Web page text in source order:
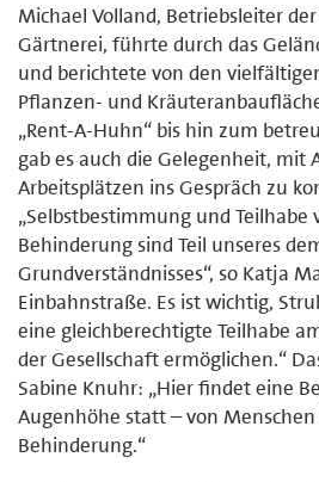
Michael Volland, Betriebsleiter
Gärtnerei, führte durch das
und berichtete von den
Pflanzen- und
„Rent-A-Huhn“ bis hin zum
gab es auch die Gelegenheit, mit
Arbeitsplätzen ins Gespräch zu
„Selbstbestimmung und
Behinderung sind Teil unseres
Grundverständnisses“, so Katja
Einbahnstraße. Es ist wichtig,
eine gleichberechtigte Teilhabe
der Gesellschaft ermöglichen.“
Sabine Knuhr: „Hier findet eine
Augenhöhe statt – von
Behinderung.“